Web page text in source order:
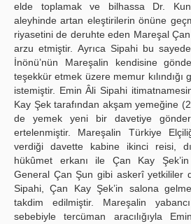
elde toplamak ve bilhassa Dr.
aleyhinde artan eleştirilerin önüne
riyasetini de deruhte eden Mareşal
arzu etmiştir. Ayrıca Sipahi bu
İnönü’nün Mareşalin kendisine
teşekkür etmek üzere memur
istemiştir. Emin Âli Sipahi
Kay Şek tarafından akşam yemeğine
de yemek yeni bir davetiye
ertelenmiştir. Mareşalin Türkiye
verdiği davette kabine ikinci reisi,
hükûmet erkanı ile Çan Kay
General Çan Şun gibi askerî yetkililer
Sipahi, Çan Kay Şek’in salona
takdim edilmiştir. Mareşalin
sebebiyle tercüman aracılığıyla